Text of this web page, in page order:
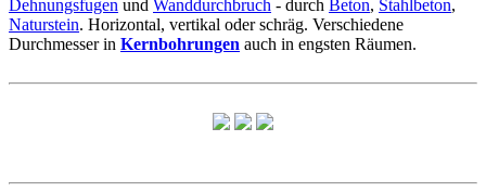
Dehnungsfugen und Wanddurchbruch - durch Beton, Stahlbeton,
Naturstein. Horizontal, vertikal oder schräg. Verschiedene
Durchmesser in Kernbohrungen auch in engsten Räumen.